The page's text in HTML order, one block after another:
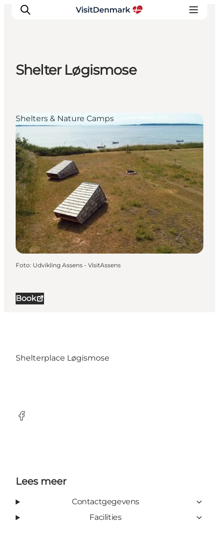
Accommodaties
Plan je reis
Shelter Løgismose
Book
Shelters & Nature Camps
Foto: Udvikling Assens - VisitAssens
Shelterplace Løgismose
Facebook
Lees meer
Contactgegevens
Facilities